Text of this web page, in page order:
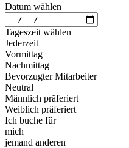
Datum wählen
Tageszeit wählen
Jederzeit
Vormittag
Nachmittag
Bevorzugter Mitarbeiter
Neutral
Männlich präferiert
Weiblich präferiert
Ich buche für
mich
jemand anderen